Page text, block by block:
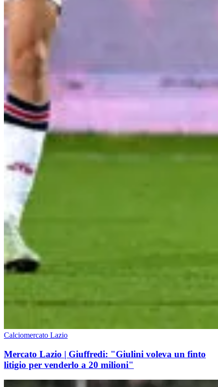
Calciomercato Lazio
Mercato Lazio | Giuffredi: "Giulini voleva un finto
litigio per venderlo a 20 milioni"